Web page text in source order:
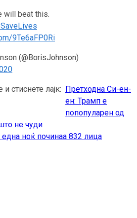
will beat this.
9Te6aFP0Ri
(@BorisJohnson)
стиснете лајк: Претходна Си-ен-
ен: Трамп е
попопуларен од
не чуди
една ноќ починаа 832 лица